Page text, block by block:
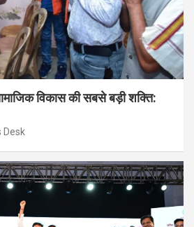
विकास की सबसे बड़ी शक्ति:
Desk